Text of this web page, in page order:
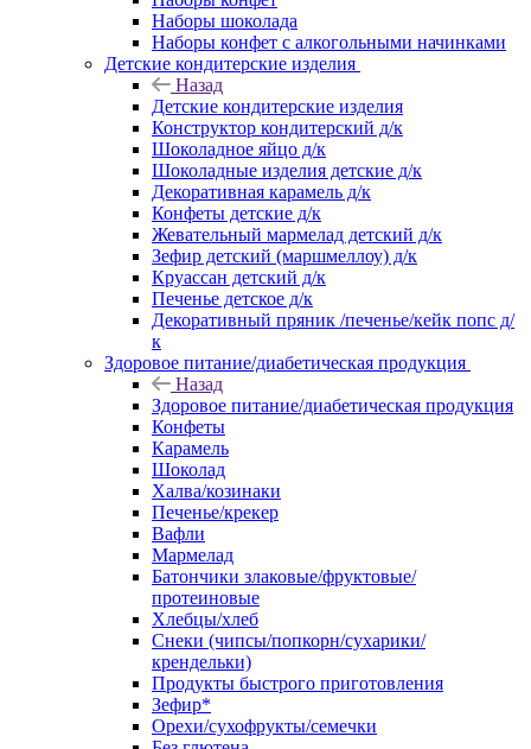
Наборы шоколада
Наборы конфет с алкогольными начинками
Детские кондитерские изделия
Назад
Детские кондитерские изделия
Конструктор кондитерский д/к
Шоколадное яйцо д/к
Шоколадные изделия детские д/к
Декоративная карамель д/к
Конфеты детские д/к
Жевательный мармелад детский д/к
Зефир детский (маршмеллоу) д/к
Круассан детский д/к
Печенье детское д/к
Декоративный пряник /печенье/кейк попс д/
к
Здоровое питание/диабетическая продукция
Назад
Здоровое питание/диабетическая продукция
Конфеты
Карамель
Шоколад
Халва/козинаки
Печенье/крекер
Вафли
Мармелад
Батончики злаковые/фруктовые/
протеиновые
Хлебцы/хлеб
Снеки (чипсы/попкорн/сухарики/
крендельки)
Продукты быстрого приготовления
Зефир*
Орехи/сухофрукты/семечки